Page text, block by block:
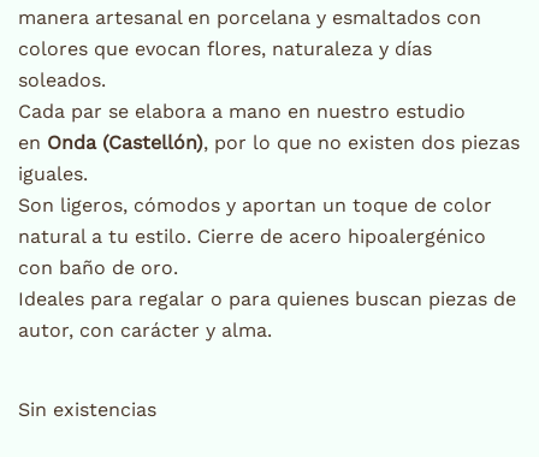
manera artesanal en porcelana y esmaltados con
colores que evocan flores, naturaleza y días
soleados.
Cada par se elabora a mano en nuestro estudio
en Onda (Castellón), por lo que no existen dos piezas
iguales.
Son ligeros, cómodos y aportan un toque de color
natural a tu estilo. Cierre de acero hipoalergénico
con baño de oro.
Ideales para regalar o para quienes buscan piezas de
autor, con carácter y alma.
Sin existencias